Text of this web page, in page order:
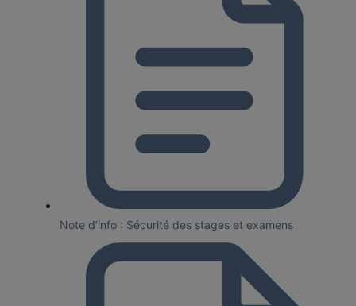
Note d’info : Sécurité des stages et examens